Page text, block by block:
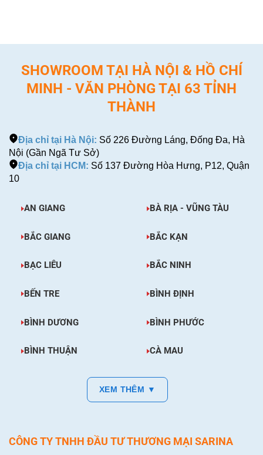
SHOWROOM TẠI HÀ NỘI & HỒ CHÍ
MINH - VĂN PHÒNG TẠI 63 TỈNH
THÀNH
Địa chỉ tại Hà Nội: Số 226 Đường Láng, Đống Đa, Hà
Nội (Gần Ngã Tư Sở)
Địa chỉ tại HCM: Số 137 Đường Hòa Hưng, P12, Quận
10
AN GIANG BÀ RỊA - VŨNG TÀU
BẮC GIANG BẮC KẠN
BẠC LIÊU BẮC NINH
BẾN TRE BÌNH ĐỊNH
BÌNH DƯƠNG BÌNH PHƯỚC
BÌNH THUẬN CÀ MAU
XEM THÊM ▼
CÔNG TY TNHH ĐẦU TƯ THƯƠNG MẠI SARINA